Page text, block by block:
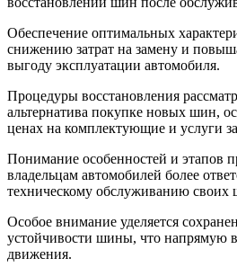
Обеспечение оптимальных
снижению затрат на замену и
выгоду эксплуатации автомобиля.
Процедуры восстановления
альтернатива покупке новых шин,
ценах на комплектующие и услуги
Понимание особенностей и этапов
владельцам автомобилей более
техническому обслуживанию своих
Особое внимание уделяется
устойчивости шины, что напрямую
движения.